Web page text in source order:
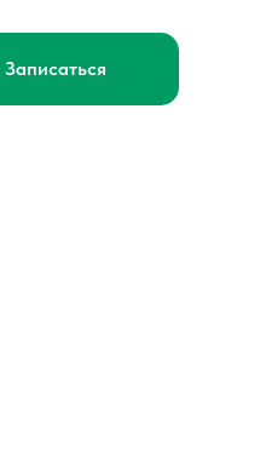
Записаться